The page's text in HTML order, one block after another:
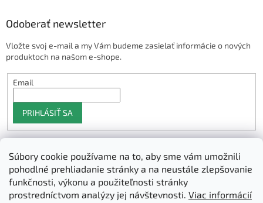
Súbory cookie používame na to, aby sme vám umožnili
pohodlné prehliadanie stránky a na neustále zlepšovanie
funkčnosti, výkonu a použiteľnosti stránky
prostredníctvom analýzy jej návštevnosti. Viac informácií
Odoberať newsletter
Vložte svoj e-mail a my Vám budeme zasielať informácie o nových
produktoch na našom e-shope.
Email
PRIHLÁSIŤ SA
Shoptet.sk